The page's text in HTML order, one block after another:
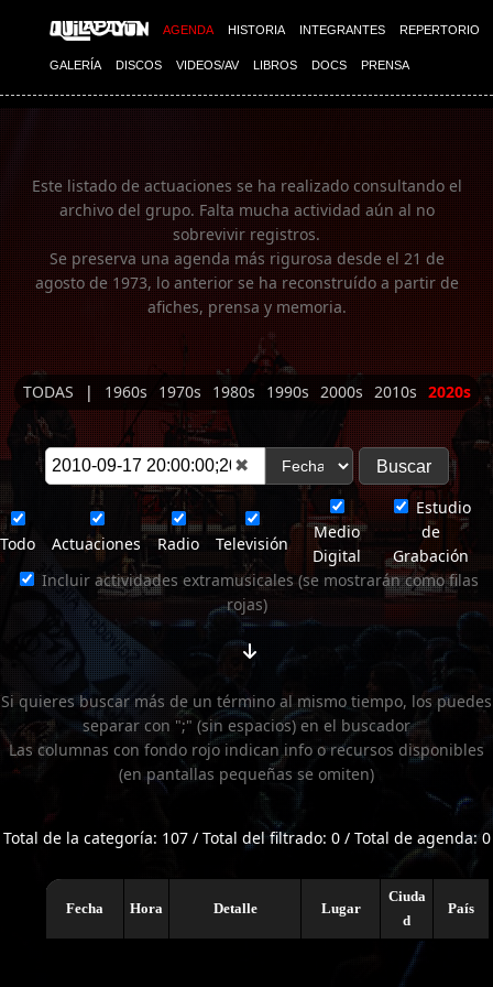
AGENDA HISTORIA INTEGRANTES REPERTORIO
GALERÍA DISCOS VIDEOS/AV LIBROS DOCS PRENSA
Imagen 01
Este listado de actuaciones se ha realizado consultando el
archivo del grupo. Falta mucha actividad aún al no
sobrevivir registros.
Se preserva una agenda más rigurosa desde el 21 de
agosto de 1973, lo anterior se ha reconstruído a partir de
afiches, prensa y memoria.
TODAS | 1960s 1970s 1980s 1990s 2000s 2010s 2020s
✖
Todo Actuaciones Radio Televisión
Medio
Digital
Estudio
de
Grabación
Incluir actividades extramusicales (se mostrarán como filas
rojas)
Si quieres buscar más de un término al mismo tiempo, los puedes
separar con ";" (sin espacios) en el buscador
Las columnas con fondo rojo indican info o recursos disponibles
(en pantallas pequeñas se omiten)
Total de la categoría: 107 / Total del filtrado: 0 / Total de agenda: 0
Fecha Hora Detalle Lugar
Ciuda
d
País